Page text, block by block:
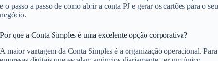
e o passo a passo de como abrir a conta PJ e gerar os cartões para o seu
negócio.
Por que a Conta Simples é uma excelente opção corporativa?
A maior vantagem da Conta Simples é a organização operacional. Para